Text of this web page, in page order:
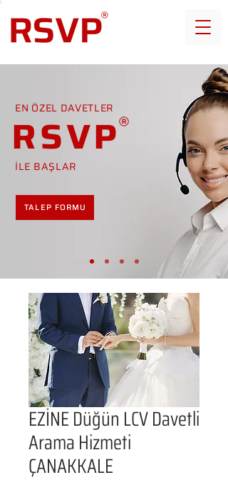
EN ÖZEL DAVETLER
RSVP
İLE BAŞLAR
TALEP FORMU
EZİNE Düğün LCV Davetli
Arama Hizmeti
ÇANAKKALE